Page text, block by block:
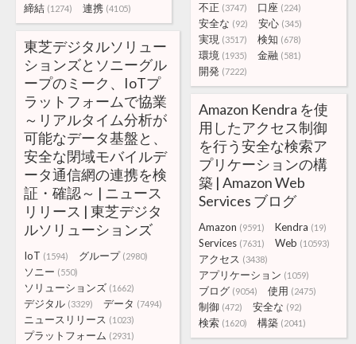
締結 (1274) 連携 (4105) 不正 (3747) 口座 (224)
安全な (92) 安心 (345)
実現 (3517) 検知 (678)
環境 (1935) 金融 (581)
開発 (7222)
東芝デジタルソリュー
ションズとソニーグル
ープのミーク、IoTプ
ラットフォームで協業
～リアルタイム分析が
可能なデータ基盤と、
安全な閉域モバイルデ
ータ通信網の連携を検
証・確認～ | ニュース
リリース | 東芝デジタ
ルソリューションズ
IoT (1594) グループ (2980)
ソニー (550)
ソリューションズ (1662)
デジタル (3329) データ (7494)
ニュースリリース (1023)
プラットフォーム (2931)
Amazon Kendra を使
用したアクセス制御
を行う安全な検索ア
プリケーションの構
築 | Amazon Web
Services ブログ
Amazon (9591) Kendra (19)
Services (7631) Web (10593)
アクセス (3438)
アプリケーション (1059)
ブログ (9054) 使用 (2475)
制御 (472) 安全な (92)
検索 (1620) 構築 (2041)